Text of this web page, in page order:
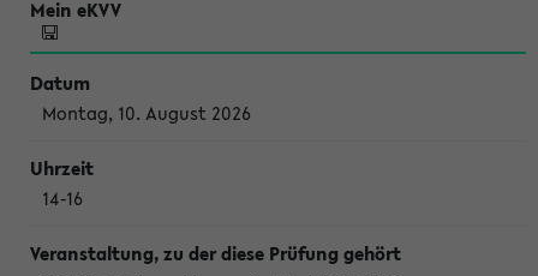
Montag, 10. August 2026
14-16